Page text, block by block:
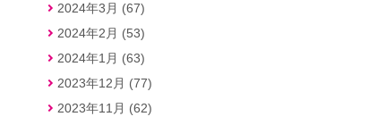
2024年3月 (67)
2024年2月 (53)
2024年1月 (63)
2023年12月 (77)
2023年11月 (62)